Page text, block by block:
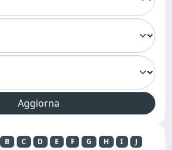
B C D E F G H I
J